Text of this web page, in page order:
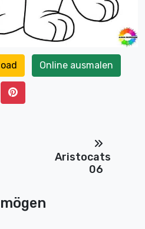
Online ausmalen
Aristocats
06